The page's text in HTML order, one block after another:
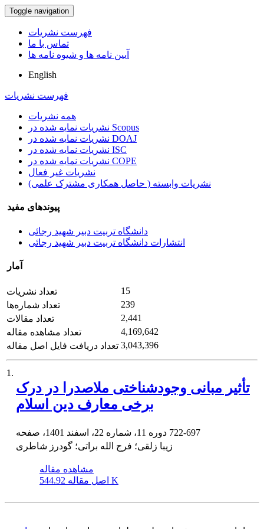
Toggle navigation
فهرست نشریات
تماس با ما
آیین نامه ها و شیوه نامه ها
English
فهرست نشریات
همه نشریات
نشریات نمایه شده در Scopus
نشریات نمایه شده در DOAJ
نشریات نمایه شده در ISC
نشریات نمایه شده در COPE
نشریات غیر فعال
نشریات وابسته ( حاصل همکاری مشترک علمی)
پیوندهای مفید
دانشگاه تربیت دبیر شهید رجائی
انتشارات دانشگاه تربیت دبیر شهید رجائی
آمار
تعداد نشریات
15
تعداد شماره‌ها
239
تعداد مقالات
2,441
تعداد مشاهده مقاله
4,169,642
تعداد دریافت فایل اصل مقاله 3,043,396
1.
تأثیر مبانی وجودشناختی ملاصدرا در درک
برخی معارف دین اسلام
722-697
زیبا زلقی؛ فرج الله براتی؛ گودرز شاطری
مشاهده مقاله
اصل مقاله 544.92 K